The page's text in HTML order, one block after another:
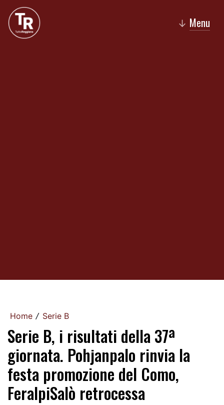
↓ Menu
Home / Serie B
Serie B, i risultati della 37ª
giornata. Pohjanpalo rinvia la
festa promozione del Como,
FeralpiSalò retrocessa